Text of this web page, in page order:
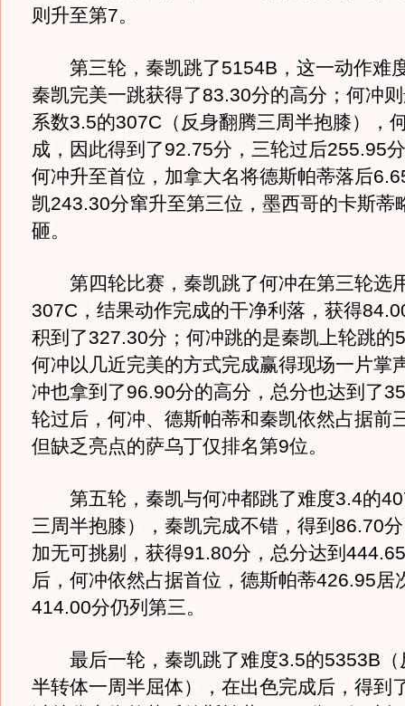
则升至第7。
第三轮，秦凯跳了5154B，这一动作难
秦凯完美一跳获得了83.30分的高分；何冲
系数3.5的307C（反身翻腾三周半抱膝），
成，因此得到了92.75分，三轮过后255.95
何冲升至首位，加拿大名将德斯帕蒂落后
凯243.30分窜升至第三位，墨西哥的卡斯蒂
砸。
第四轮比赛，秦凯跳了何冲在第三轮选
307C，结果动作完成的干净利落，获得
积到了327.30分；何冲跳的是秦凯上轮跳的
何冲以几近完美的方式完成赢得现场一片掌
冲也拿到了96.90分的高分，总分也达到了
轮过后，何冲、德斯帕蒂和秦凯依然占据前
但缺乏亮点的萨乌丁仅排名第9位。
第五轮，秦凯与何冲都跳了难度3.4的
三周半抱膝），秦凯完成不错，得到86.70
加无可挑剔，获得91.80分，总分达到
后，何冲依然占据首位，德斯帕蒂426.95居
414.00分仍列第三。
最后一轮，秦凯跳了难度3.5的5353B（
半转体一周半屈体），在出色完成后，得到